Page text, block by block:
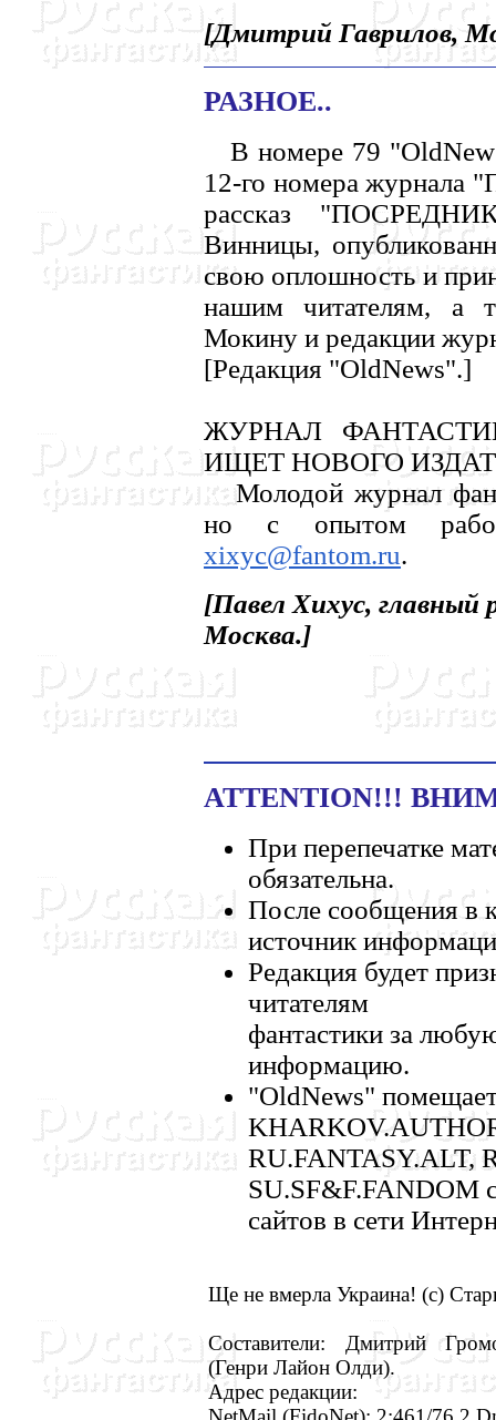
[Дмитрий Гаврилов,
РАЗHОЕ..
В номере 79
12-го номера журнала
рассказ
Винницы,
свою оплошность и
нашим читателям, а
Мокину и редакции
[Редакция "OldNews".]
ЖУРHАЛ
ИЩЕТ HОВОГО
Молодой журнал
но с опытом
xixyc@fantom.ru.
[Павел Хихус,
Москва.]
ATTENTION!!!
При перепечатке
обязательна.
После сообщения в
источник
Редакция будет
читателям
фантастики за
информацию.
"OldNews"
RU.FANTASY.ALT,
SU.SF&F.FANDOM
сайтов в сети
Ще не вмерла Украина! (с)
Составители: Дмитрий
(Генри Лайон Олди).
Адрес редакции: